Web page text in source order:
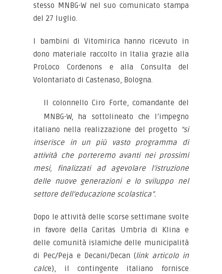
stesso MNBG-W nel suo comunicato stampa
del 27 luglio.
I bambini di Vitomirica hanno ricevuto in
dono materiale raccolto in Italia grazie alla
ProLoco Cordenons e alla Consulta del
Volontariato di Castenaso, Bologna.
Il colonnello Ciro Forte, comandante del
MNBG-W, ha sottolineato che l’impegno
italiano nella realizzazione del progetto “si
inserisce in un più vasto programma di
attività che porteremo avanti nei prossimi
mesi, finalizzati ad agevolare l’istruzione
delle nuove generazioni e lo sviluppo nel
settore dell’educazione scolastica”.
Dopo le attività delle scorse settimane svolte
in favore della Caritas Umbria di Klina e
delle comunità islamiche delle municipalità
di Pec/Peja e Decani/Decan (link articolo in
calce), il contingente italiano fornisce